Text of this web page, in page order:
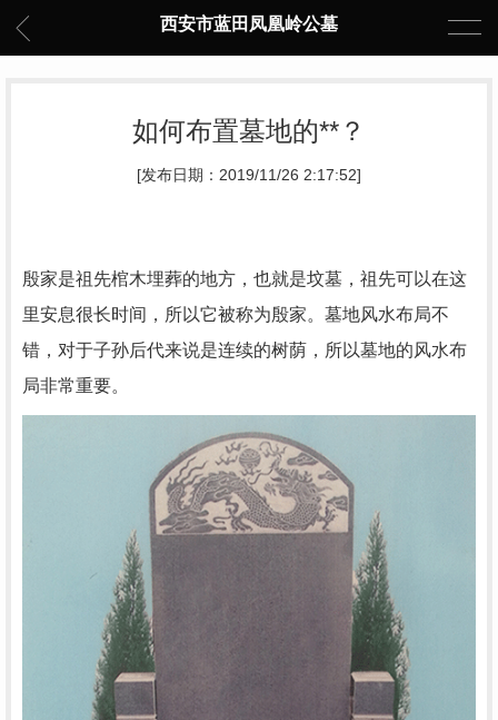
西安市蓝田凤凰岭公墓
如何布置墓地的**？
[发布日期：2019/11/26 2:17:52]
殷家是祖先棺木埋葬的地方，也就是坟墓，祖先可以在这
里安息很长时间，所以它被称为殷家。墓地风水布局不
错，对于子孙后代来说是连续的树荫，所以墓地的风水布
局非常重要。